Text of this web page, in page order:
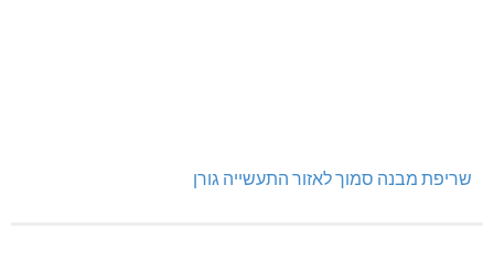
שריפת מבנה סמוך לאזור התעשייה גורן